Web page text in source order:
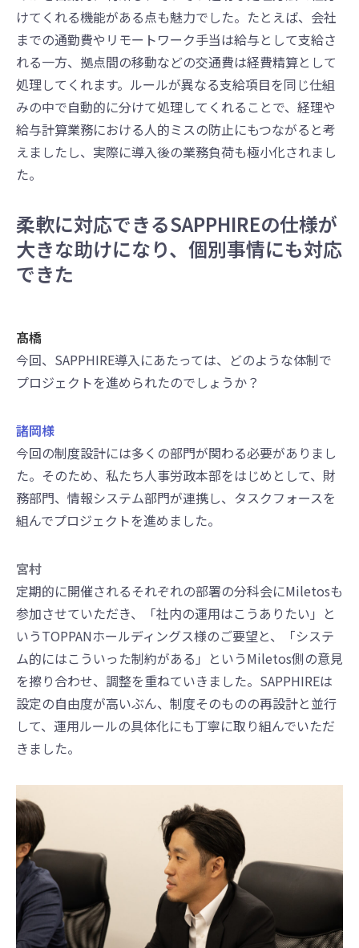
けてくれる機能がある点も魅力でした。たとえば、会社
までの通勤費やリモートワーク手当は給与として支給さ
れる一方、拠点間の移動などの交通費は経費精算として
処理してくれます。ルールが異なる支給項目を同じ仕組
みの中で自動的に分けて処理してくれることで、経理や
給与計算業務における人的ミスの防止にもつながると考
えましたし、実際に導入後の業務負荷も極小化されまし
た。
柔軟に対応できるSAPPHIREの仕様が
大きな助けになり、個別事情にも対応
できた
髙橋
今回、SAPPHIRE導入にあたっては、どのような体制で
プロジェクトを進められたのでしょうか？
諸岡様
今回の制度設計には多くの部門が関わる必要がありまし
た。そのため、私たち人事労政本部をはじめとして、財
務部門、情報システム部門が連携し、タスクフォースを
組んでプロジェクトを進めました。
宮村
定期的に開催されるそれぞれの部署の分科会にMiletosも
参加させていただき、「社内の運用はこうありたい」と
いうTOPPANホールディングス様のご要望と、「システ
ム的にはこういった制約がある」というMiletos側の意見
を擦り合わせ、調整を重ねていきました。SAPPHIREは
設定の自由度が高いぶん、制度そのものの再設計と並行
して、運用ルールの具体化にも丁寧に取り組んでいただ
きました。